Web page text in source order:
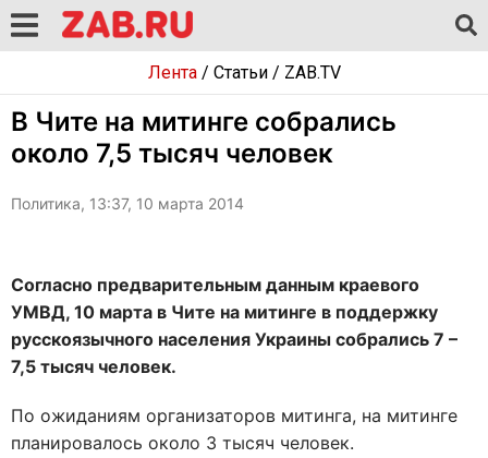
Лента/ Статьи/ ZAB.TV
В Чите на митинге собрались
около 7,5 тысяч человек
Политика, 13:37, 10 марта 2014
Согласно предварительным данным краевого
УМВД, 10 марта в Чите на митинге в поддержку
русскоязычного населения Украины собрались 7 –
7,5 тысяч человек.
По ожиданиям организаторов митинга, на митинге
планировалось около 3 тысяч человек.